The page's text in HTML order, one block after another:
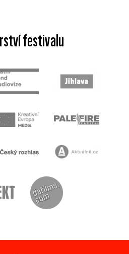
festivalu